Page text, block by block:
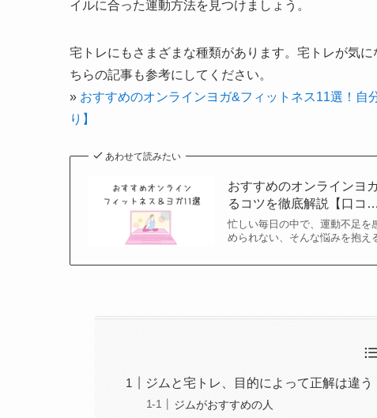
イルに合った運動方法を見つけましょう。
宅トレにもさまざまな種類があります。宅トレが気
ちらの記事も参考にしてください。
» おすすめのオンラインヨガ&フィットネス11選！
り】
あわせて読みたい
おすすめのオンラインヨ
るコツを徹底解説【口コ…
忙しい毎日の中で、運動不足を
められない、そんな悩みを抱
ジムと宅トレ、目的によって正解は違う
ジムがおすすめの人